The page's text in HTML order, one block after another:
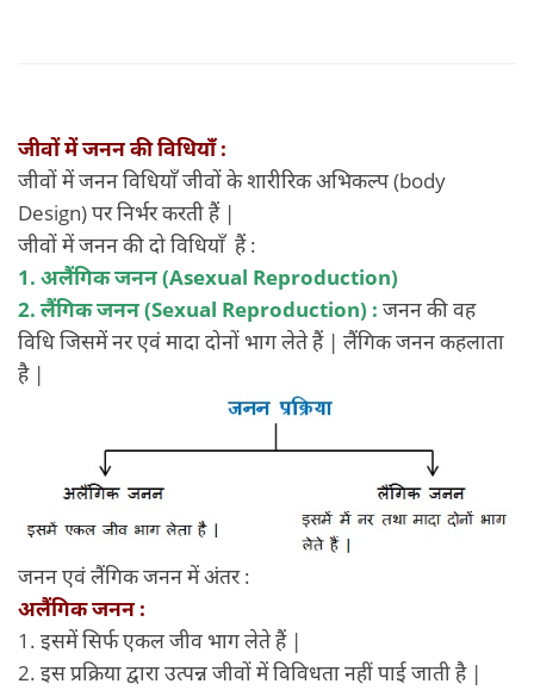
जीवों में जनन की विधियाँ :
जीवों में जनन विधियाँ जीवों के शारीरिक अभिकल्प (body
Design) पर निर्भर करती हैं |
जीवों में जनन की दो विधियाँ हैं :
1. अलैंगिक जनन (Asexual Reproduction)
2. लैंगिकजनन (Sexual Reproduction) : जनन की वह
विधि जिसमें नर एवं मादा दोनों भाग लेते हैं | लैंगिक जनन कहलाता
है |
जनन एवं लैंगिक जनन में अंतर :
अलैंगिक जनन :
1. इसमें सिर्फ एकल जीव भाग लेते हैं |
2. इस प्रक्रिया द्वारा उत्पन्न जीवों में विविधता नहीं पाई जाती है |